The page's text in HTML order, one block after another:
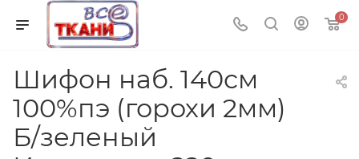
0
Шифон наб. 140см
100%пэ (горохи 2мм)
Б/зеленый